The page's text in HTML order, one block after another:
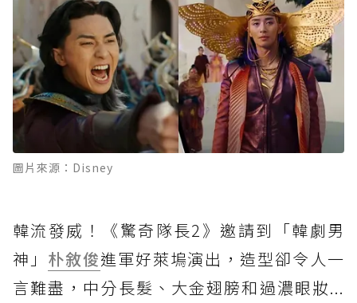
圖片來源：Disney
韓流發威！《驚奇隊長2》邀請到「韓劇男
神」 朴敘俊進軍好萊塢演出，造型卻令人一
言難盡，中分長髮、大金翅膀和過濃眼妝...